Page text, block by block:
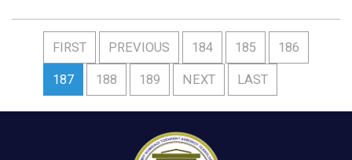
FIRST PREVIOUS 184 185 186
187 188 189 NEXT LAST